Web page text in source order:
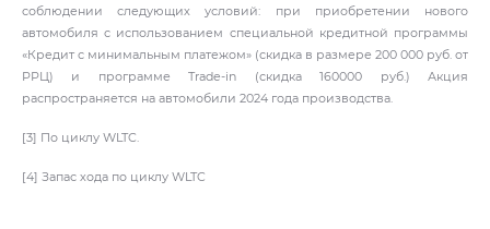
соблюдении следующих условий: при приобретении нового
автомобиля с использованием специальной кредитной программы
«Кредит с минимальным платежом» (скидка в размере 200 000 руб. от
РРЦ) и программе Trade-in (скидка 160000 руб.) Акция
распространяется на автомобили 2024 года производства.
[3] По циклу WLTC.
[4] Запас хода по циклу WLTC